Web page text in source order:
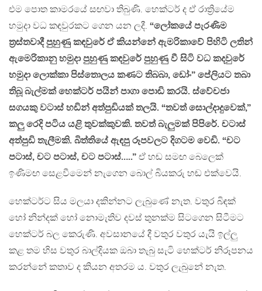
එම පොත කාමරයේ සඟවා තිබුණි. හෙක්ටර් ද ඒ රාත්‍රියේම
හමුදා වධ කඳවුරකට ගෙන යන ලදී. “ලෝකයේ පැරණිම
ත්‍රස්තවාදී පුහුණු කඳවුරේ ඒ කියන්නේ ඇමරිකාවේ පිහිටි ලතින්
ඇමෙරිකානු හමුදා පුහුණු කඳවුරේ පුහුණු වී සිටි වධ කදවුරේ
හමුදා ලොක්කා පිස්තොලය කණට තිබබා, ඩෝං” පේලියට තබා
තිබූ බැල්මක් හෙක්ටර් පයින් පාගා පොඩි කරයි. ස්වේචජා
සගයකු වටාස් හඩින් අත්පුඩියක් තලයි. “තවත් සොල්දාදුවෙක්,”
කලු රෙදි පටිය යළි තුවක්කුවකි. තවත් බැලුමක් පිපිරේ. චටාස්
අත්පුඩි තැලීමකි. බිත්තියේ ඇඳපු රූපවලට දිගටම වෙඩි. “චට
පටාස්, චට පටාස්, චට පටාස්…..” ඒ හඬ සමඟ බෙලෙක්
ඉණිමඟ සෙළවීමෙන් නැගෙන බොල් බියකරු හඬ එක්වෙයි.
හෙක්ටර්ට සිය මලයා දකින්නට ලැබුණේ නැත. වතුර බිඳක්
හෝ නින්දක් හෝ නොමැතිව දවස් තුනක්ම සිටගෙන සිටීමට
හෙක්ටර් බල කෙරුණි. අවසානයේ දී වතුර වතුර යැයි ඉල්ලු
කළ තම හිස වතුර බාල්දියක ඔබා තැබු සැටි හෙක්ටර් නිරූපනය
කරන්නේ කතාව ද කියන අතරම ය. වතුර ලැබුනේ නැත.